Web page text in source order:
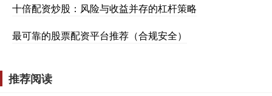
十倍配资炒股：风险与收益并存的杠杆策略
最可靠的股票配资平台推荐（合规安全）
推荐阅读